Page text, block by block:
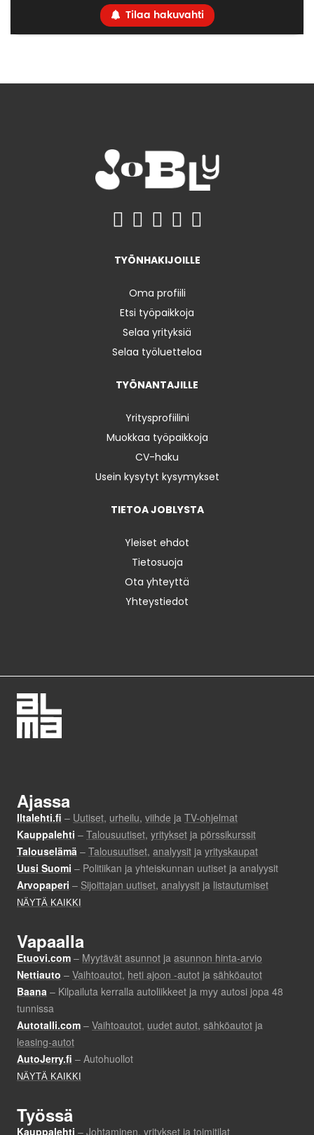
Tilaa hakuvahti
TYÖNHAKIJOILLE
Oma profiili
Etsi työpaikkoja
Selaa yrityksiä
Selaa työluetteloa
TYÖNANTAJILLE
Yritysprofiilini
Muokkaa työpaikkoja
CV-haku
Usein kysytyt kysymykset
TIETOA JOBLYSTA
Yleiset ehdot
Tietosuoja
Ota yhteyttä
Yhteystiedot